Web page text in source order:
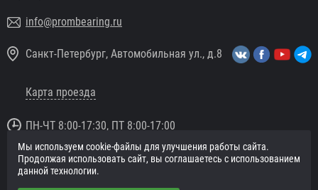
info@prombearing.ru
Санкт-Петербург, Автомобильная ул., д.8
Карта проезда
ПН-ЧТ 8:00-17:30, ПТ 8:00-17:00
© 2016 «PromBearing.ru»
Подшипники оптом и в розницу.
Мы используем cookie-файлы для улучшения работы сайта.
Продолжая использовать сайт, вы соглашаетесь с использованием
данной технологии.